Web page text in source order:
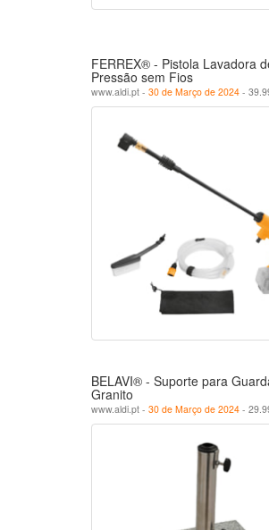
FERREX® - Pistola Lavadora
Pressão sem Fios
www.aldi.pt - 30 de Março de 2024 -
BELAVI® - Suporte para
Granito
www.aldi.pt - 30 de Março de 2024 -